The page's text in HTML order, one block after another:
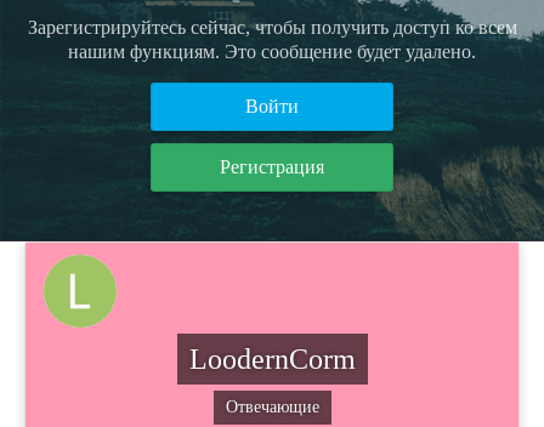
Зарегистрируйтесь сейчас, чтобы получить доступ ко всем
нашим функциям. Это сообщение будет удалено.
Войти
Регистрация
LoodernCorm
Отвечающие